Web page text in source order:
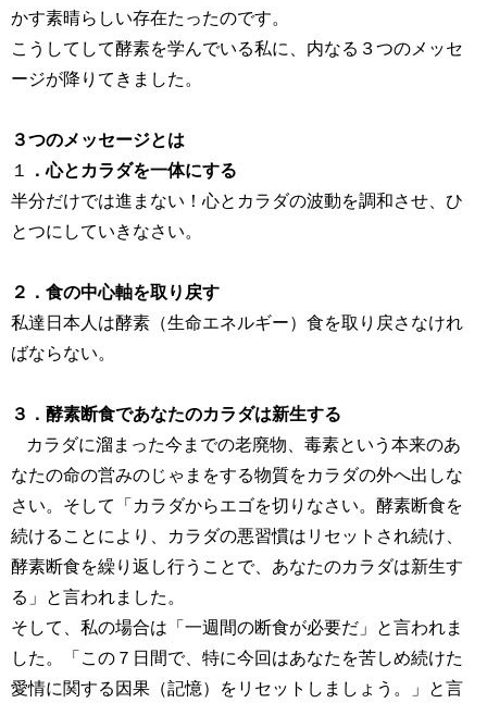
かす素晴らしい存在たったのです。
こうしてして酵素を学んでいる私に、内なる３つのメッセ
ージが降りてきました。
３つのメッセージとは
１
．心とカラダを一体にする
半分だけでは進まない！心とカラダの波動を調和させ、ひ
とつにしていきなさい。
２．食の中心軸を取り戻す
私達日本人は酵素（生命エネルギー）食を取り戻さなけれ
ばならない。
３．酵素断食であなたのカラダは新生する
カラダに溜まった今までの老廃物、毒素という本来のあ
なたの命の営みのじゃまをする物質をカラダの外へ出しな
さい。そして「カラダからエゴを切りなさい。酵素断食を
続けることにより、カラダの悪習慣はリセットされ続け、
酵素断食を繰り返し行うことで、あなたのカラダは新生す
る」と言われました。
そして、私の場合は「一週間の断食が必要だ」と言われま
した。「この７日間で、特に今回はあなたを苦しめ続けた
愛情に関する因果（記憶）をリセットしましょう。」と言